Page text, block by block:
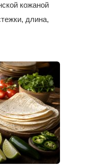
кожаной
длина,